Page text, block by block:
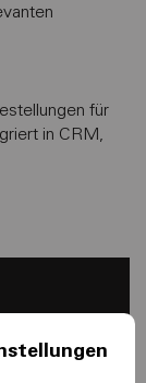
für
in CRM,
von